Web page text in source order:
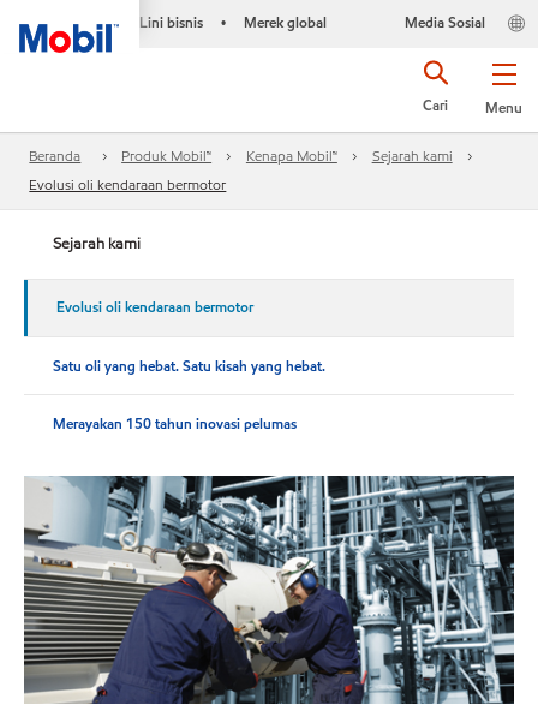
Lini bisnis • Merek global Media Sosial
Menu
Cari
Beranda Produk Mobil™ Kenapa Mobil™
Sejarah kami
Evolusi oli kendaraan bermotor
Sejarah kami
Evolusi oli kendaraan bermotor
Satu oli yang hebat. Satu kisah yang hebat.
Merayakan 150 tahun inovasi pelumas